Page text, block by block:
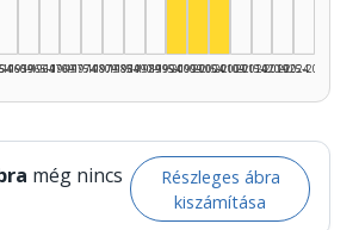
1960–1964
1965–1969
1970–1974
1975–1979
1980–1984
1985–1989
1990–1994
1995–1999
2000–2004
2005–2009
2010–2014
2015–2019
2020–2024
2025–2026
még nincs
Részleges ábra
kiszámítása